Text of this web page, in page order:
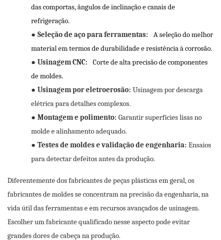
das comportas, ângulos de inclinação e canais de
refrigeração.
● Seleção de aço para ferramentas:
A seleção do melhor
material em termos de durabilidade e resistência à corrosão.
● Usinagem CNC:
Corte de alta precisão de componentes
de moldes.
● Usinagem por eletroerosão: Usinagem por descarga
elétrica para detalhes complexos.
● Montagem e polimento: Garantir superfícies lisas no
molde e alinhamento adequado.
● Testes de moldes e validação de engenharia: Ensaios
para detectar defeitos antes da produção.
Diferentemente dos fabricantes de peças plásticas em geral, os
fabricantes de moldes se concentram na precisão da engenharia, na
vida útil das ferramentas e em recursos avançados de usinagem.
Escolher um fabricante qualificado nesse aspecto pode evitar
grandes dores de cabeça na produção.